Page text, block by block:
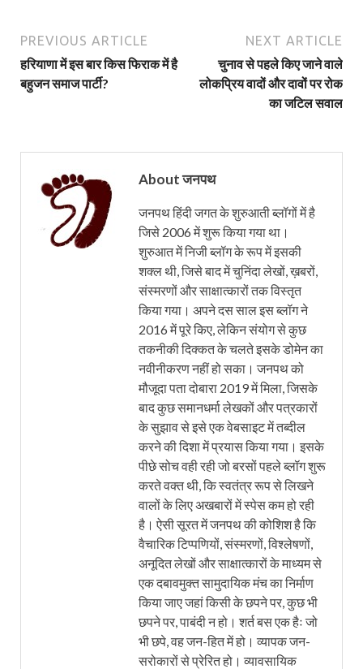
PREVIOUS ARTICLE
हरियाणा में इस बार किस फिराक में है
बहुजन समाज पार्टी?
NEXT ARTICLE
चुनाव से पहले किए जाने वाले
लोकप्रिय वादों और दावों पर रोक
का जटिल सवाल
About जनपथ
जनपथ हिंदी जगत के शुरुआती ब्लॉगों में है
जिसे 2006 में शुरू किया गया था।
शुरुआत में निजी ब्लॉग के रूप में इसकी
शक्ल थी, जिसे बाद में चुनिंदा लेखों, ख़बरों,
संस्मरणों और साक्षात्कारों तक विस्तृत
किया गया। अपने दस साल इस ब्लॉग ने
2016 में पूरे किए, लेकिन संयोग से कुछ
तकनीकी दिक्कत के चलते इसके डोमेन का
नवीनीकरण नहीं हो सका। जनपथ को
मौजूदा पता दोबारा 2019 में मिला, जिसके
बाद कुछ समानधर्मा लेखकों और पत्रकारों
के सुझाव से इसे एक वेबसाइट में तब्दील
करने की दिशा में प्रयास किया गया। इसके
पीछे सोच वही रही जो बरसों पहले ब्लॉग शुरू
करते वक्त थी, कि स्वतंत्र रूप से लिखने
वालों के लिए अखबारों में स्पेस कम हो रही
है। ऐसी सूरत में जनपथ की कोशिश है कि
वैचारिक टिप्पणियों, संस्मरणों, विश्लेषणों,
अनूदित लेखों और साक्षात्कारों के माध्यम से
एक दबावमुक्त सामुदायिक मंच का निर्माण
किया जाए जहां किसी के छपने पर, कुछ भी
छपने पर, पाबंदी न हो। शर्त बस एक हैः जो
भी छपे, वह जन-हित में हो। व्यापक जन-
सरोकारों से प्रेरित हो। व्यावसायिक